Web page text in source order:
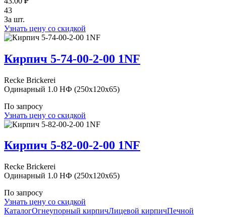
43
За шт.
Узнать цену со скидкой
Кирпич 5-74-00-2-00 1NF
Recke Brickerei
Одинарный 1.0 НФ (250x120x65)
По запросу
Узнать цену со скидкой
Кирпич 5-82-00-2-00 1NF
Recke Brickerei
Одинарный 1.0 НФ (250x120x65)
По запросу
Узнать цену со скидкой
КаталогОгнеупорный кирпичЛицевой кирпичПечной